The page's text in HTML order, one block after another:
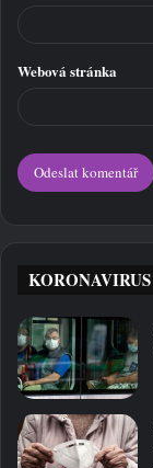
Webová stránka
KORONAVIRUS